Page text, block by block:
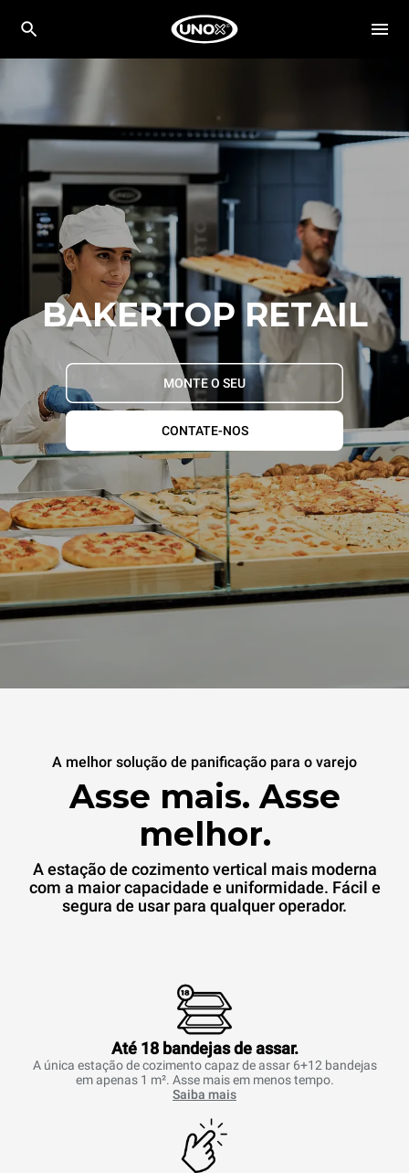
BAKERTOP RETAIL
MONTE O SEU
CONTATE-NOS
A melhor solução de panificação para o varejo
Asse mais. Asse
melhor.
A estação de cozimento vertical mais moderna
com a maior capacidade e uniformidade. Fácil e
segura de usar para qualquer operador.
Até 18 bandejas de assar.
A única estação de cozimento capaz de assar 6+12 bandejas
em apenas 1 m². Asse mais em menos tempo.
Saiba mais